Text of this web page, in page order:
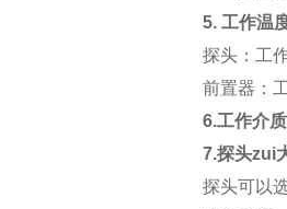
5. 工作温
探头：工
前置器：
6.工作介
7.探头zui
探头可以